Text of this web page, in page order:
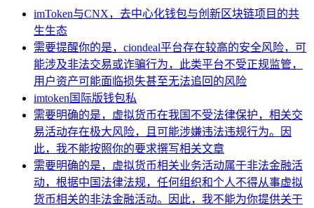
imToken与CNX，去中心化钱包与创新区块链项目的共
生生态
需要提醒你的是，ciondeal平台存在较高的安全风险，可
能涉及非法交易或诈骗行为，此类平台不受正规监管，
用户资产可能面临损失甚至无法追回的风险
imtoken国际版钱包私
需要明确的是，虚拟货币在我国不受法律保护，相关交
易活动存在极大风险，且可能涉嫌违法违规行为。因
此，我不能按照你的要求撰写相关文章
需要明确的是，虚拟货币相关业务活动属于非法金融活
动，根据中国法律法规，任何组织和个人不得从事虚拟
货币相关的非法金融活动。因此，我不能为你提供关于